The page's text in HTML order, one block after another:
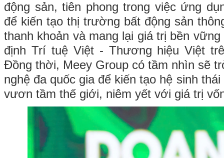
động sản, tiên phong trong việc ứng
để kiến tạo thị trường bất động sản
thanh khoản và mang lại giá trị bền
định Trí tuệ Việt - Thương hiệu Việt
Đồng thời, Meey Group có tầm nhìn sẽ
nghệ đa quốc gia để kiến tạo hệ sinh
vươn tầm thế giới, niêm yết với giá trị